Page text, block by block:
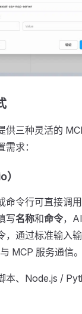
供三种灵活的
求：
命令行可直接调
写名称和命令，
，通过标准输入
MCP 服务通信。
本、Node.js /